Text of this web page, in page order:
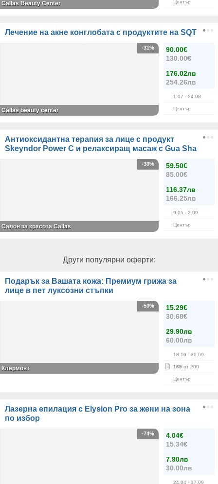
Център
Саllas Beauty Center
Лечение на акне конглобата с продуктите на SQT
90.00€
130.00€
176.02лв
254.26лв
1.07 - 24.08
Център
-31%
Саllas beauty center
Антиоксидантна терапия за лице с продукт
Skeyndor Power C и релаксиращ масаж с Gua Sha
59.50€
85.00€
116.37лв
166.25лв
9.05 - 2.09
Център
-30%
Салон за красота Callas
Други популярни оферти:
Подарък за Вашата кожа: Премиум грижа за
лице в пет луксозни стъпки
15.29€
30.68€
29.90лв
60.00лв
18.10 - 30.09
169 от 200
Център
-50%
Клермонт
Лазерна епилация с Elysion Pro за жени на зона
по избор
4.04€
15.34€
7.90лв
30.00лв
24.04 - 17.09
-74%